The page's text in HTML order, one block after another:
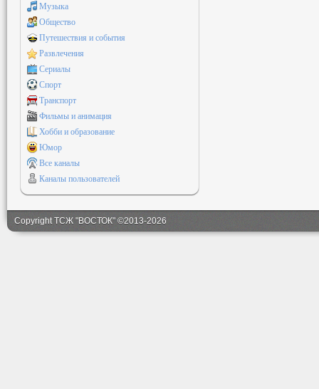
Музыка
Общество
Путешествия и события
Развлечения
Сериалы
Спорт
Транспорт
Фильмы и анимация
Хобби и образование
Юмор
Все каналы
Каналы пользователей
Copyright ТСЖ "ВОСТОК" ©2013-2026